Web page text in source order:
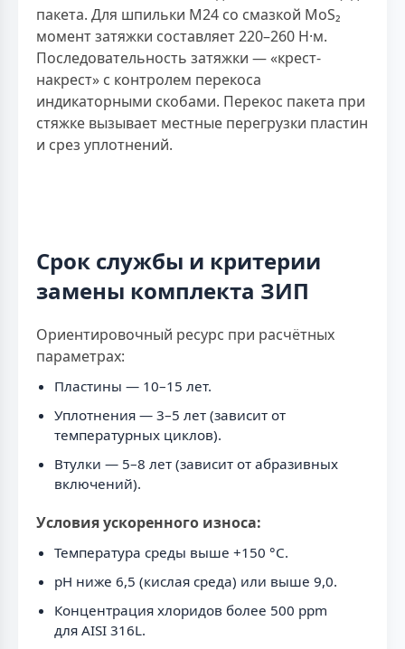
пакета. Для шпильки M24 со смазкой MoS₂
момент затяжки составляет 220–260 Н·м.
Последовательность затяжки — «крест-
накрест» с контролем перекоса
индикаторными скобами. Перекос пакета при
стяжке вызывает местные перегрузки пластин
и срез уплотнений.
Срок службы и критерии
замены комплекта ЗИП
Ориентировочный ресурс при расчётных
параметрах:
Пластины — 10–15 лет.
Уплотнения — 3–5 лет (зависит от
температурных циклов).
Втулки — 5–8 лет (зависит от абразивных
включений).
Условия ускоренного износа:
Температура среды выше +150 °С.
pH ниже 6,5 (кислая среда) или выше 9,0.
Концентрация хлоридов более 500 ppm
для AISI 316L.